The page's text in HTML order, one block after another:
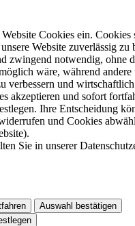
Cookies ein. Cookies
Website zuverlässig zu
zwingend notwendig, ohne
wäre, während andere
verbessern und
akzeptieren und sofort
Ihre Entscheidung
und Cookies
Sie in unserer
Auswahl bestätigen